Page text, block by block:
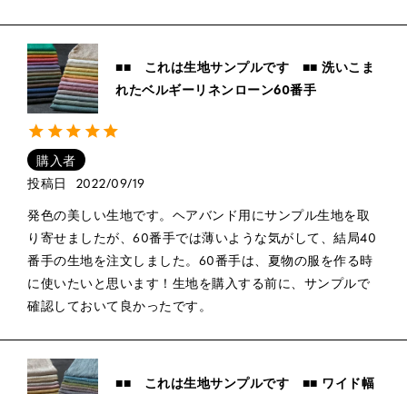
■■ これは生地サンプルです ■■ 洗いこま
れたベルギーリネンローン60番手
購入者
投稿日
2022/09/19
発色の美しい生地です。ヘアバンド用にサンプル生地を取
り寄せましたが、60番手では薄いような気がして、結局40
番手の生地を注文しました。60番手は、夏物の服を作る時
に使いたいと思います！生地を購入する前に、サンプルで
確認しておいて良かったです。
■■ これは生地サンプルです ■■ ワイド幅